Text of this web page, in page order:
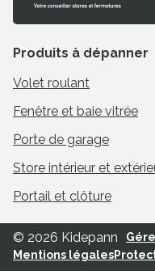
Produits à dépanner
Volet roulant
Fenêtre et baie vitrée
Porte de garage
Store intérieur et
Portail et clôture
© 2026 Kidepann
Mentions légales